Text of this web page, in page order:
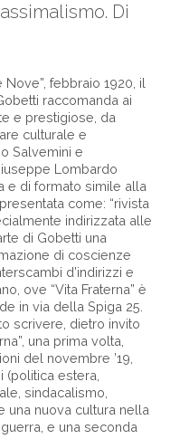
Di
Nove”, febbraio 1920, il
raccomanda ai
e prestigiose, da
culturale e
Salvemini e
Lombardo
e di formato simile alla
come: “rivista
indirizzata alle
di Gobetti una
di coscienze
d’indirizzi e
ove “Vita Fraterna” è
in via della Spiga 25.
scrivere, dietro invito
una prima volta,
del novembre ’19,
estera,
sindacalismo,
una nuova cultura nella
e una seconda